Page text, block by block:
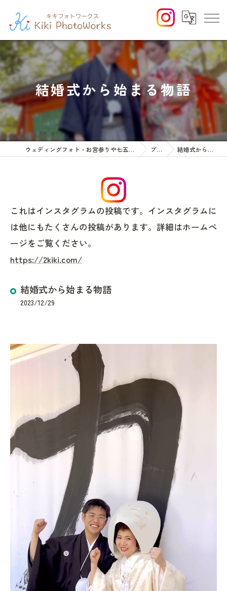
結婚式から始まる物語
ウェディングフォト・お宮参りや七五三等のファミリーフォト ブログ 結婚式から始まる物語
結婚式から始まる物語
2023/12/29
これはインスタグラムの投稿です。インスタグラムに
は他にもたくさんの投稿があります。詳細はホームペ
ージをご覧ください。
https://2kiki.com/